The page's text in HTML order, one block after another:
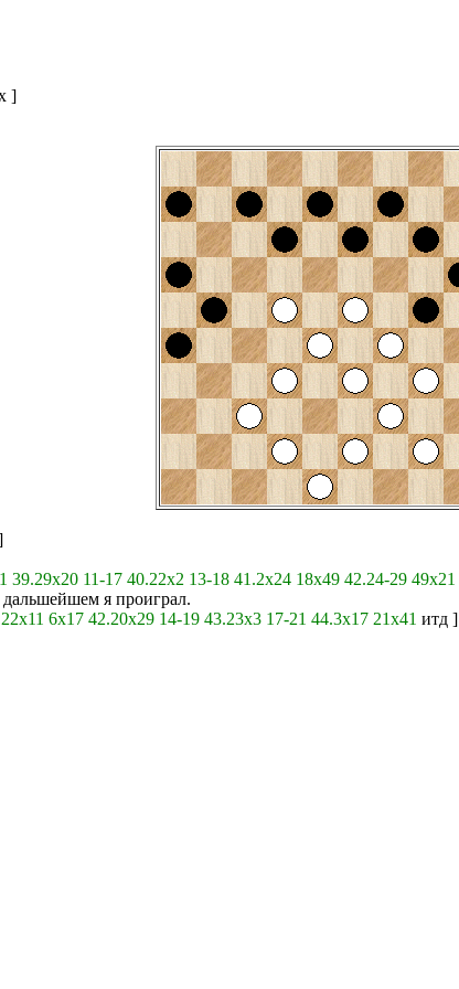
]
39.29x20 11-17 40.22x2 13-18 41.2x24 18x49 42.24-29 49x21
я проиграл.
6x17 42.20x29 14-19 43.23x3 17-21 44.3x17 21x41 итд ]